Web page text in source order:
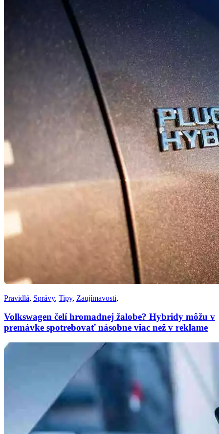
Pravidlá, Správy, Tipy, Zaujímavosti,
Volkswagen čelí hromadnej žalobe? Hybridy môžu v
premávke spotrebovať násobne viac než v reklame